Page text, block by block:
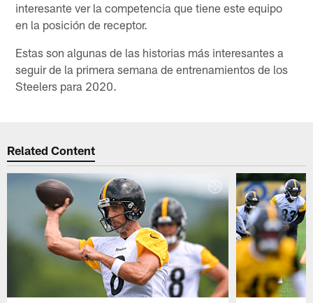
interesante ver la competencia que tiene este equipo
en la posición de receptor.
Estas son algunas de las historias más interesantes a
seguir de la primera semana de entrenamientos de los
Steelers para 2020.
Related Content